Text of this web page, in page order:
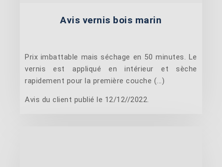
Avis vernis bois marin
Prix imbattable mais séchage en 50 minutes. Le
vernis est appliqué en intérieur et sèche
rapidement pour la première couche (...)
Avis du client publié le 12/12//2022.